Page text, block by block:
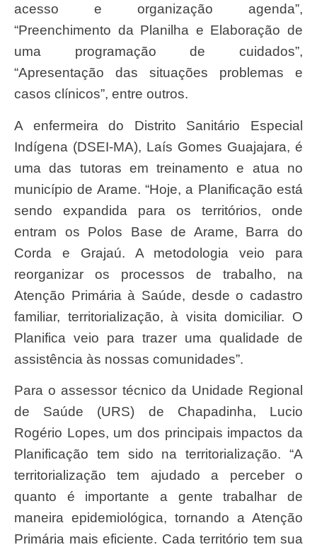
acesso e organização agenda”,
“Preenchimento da Planilha e Elaboração de
uma programação de cuidados”,
“Apresentação das situações problemas e
casos clínicos”, entre outros.
A enfermeira do Distrito Sanitário Especial
Indígena (DSEI-MA), Laís Gomes Guajajara, é
uma das tutoras em treinamento e atua no
município de Arame. “Hoje, a Planificação está
sendo expandida para os territórios, onde
entram os Polos Base de Arame, Barra do
Corda e Grajaú. A metodologia veio para
reorganizar os processos de trabalho, na
Atenção Primária à Saúde, desde o cadastro
familiar, territorialização, à visita domiciliar. O
Planifica veio para trazer uma qualidade de
assistência às nossas comunidades”.
Para o assessor técnico da Unidade Regional
de Saúde (URS) de Chapadinha, Lucio
Rogério Lopes, um dos principais impactos da
Planificação tem sido na territorialização. “A
territorialização tem ajudado a perceber o
quanto é importante a gente trabalhar de
maneira epidemiológica, tornando a Atenção
Primária mais eficiente. Cada território tem sua